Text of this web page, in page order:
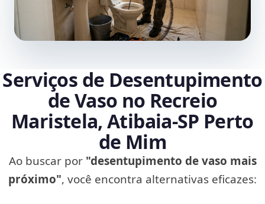
Serviços de Desentupimento
de Vaso no Recreio
Maristela, Atibaia‑SP Perto
de Mim
Ao buscar por "desentupimento de vaso mais
próximo", você encontra alternativas eficazes: